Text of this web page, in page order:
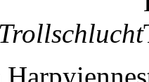
Trollschlucht